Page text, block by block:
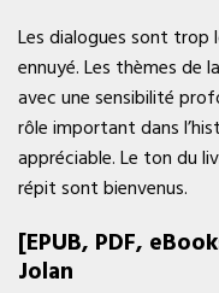
Les dialogues sont trop
ennuyé. Les thèmes de
avec une sensibilité
rôle important dans
appréciable. Le ton du
répit sont bienvenus.
[EPUB, PDF,
Jolan